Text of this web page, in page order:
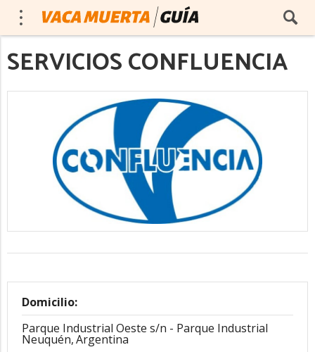
SERVICIOS CONFLUENCIA
Domicilio:
Parque Industrial Oeste s/n - Parque Industrial
Neuquén,Argentina